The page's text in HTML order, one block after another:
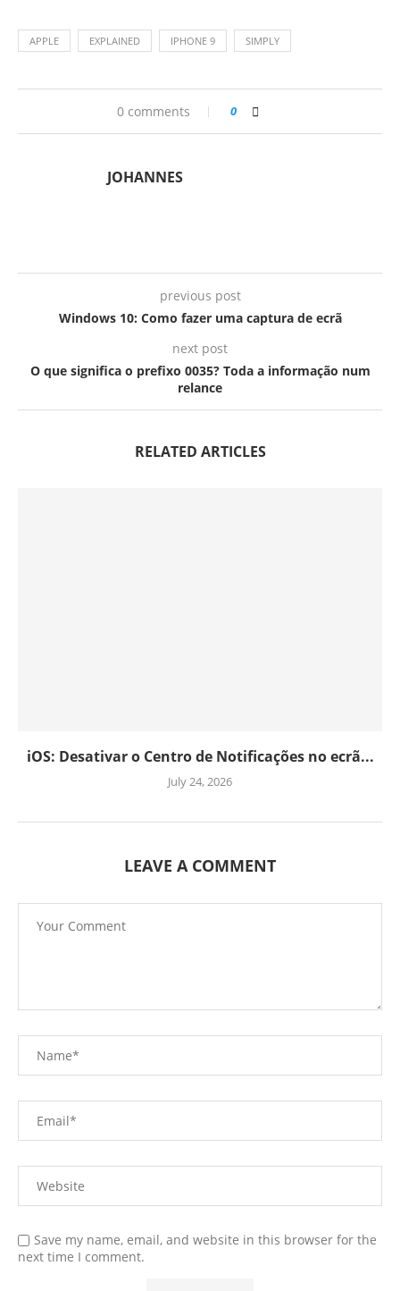
APPLE EXPLAINED IPHONE 9 SIMPLY
0 comments 0
JOHANNES
previous post
Windows 10: Como fazer uma captura de ecrã
next post
O que significa o prefixo 0035? Toda a informação num
relance
RELATED ARTICLES
iOS: Desativar o Centro de Notificações no ecrã...
July 24, 2026
LEAVE A COMMENT
Save my name, email, and website in this browser for the
next time I comment.